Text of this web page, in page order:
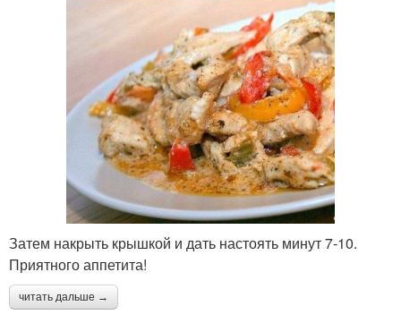
Затем накрыть крышкой и дать настоять минут 7-10.
Приятного аппетита!
читать дальше →